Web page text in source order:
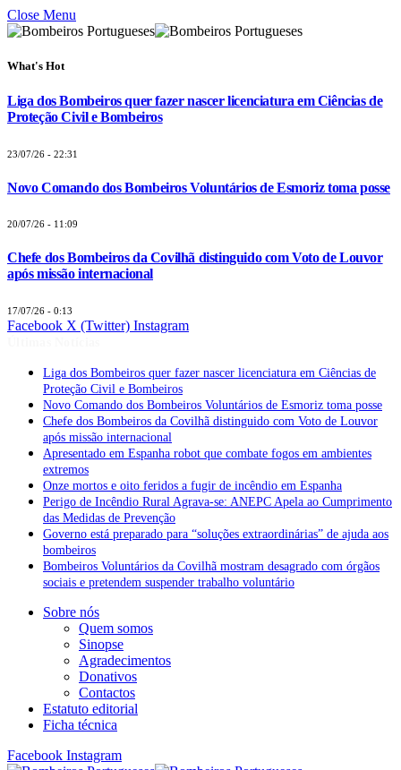
Close Menu
What's Hot
Liga dos Bombeiros quer fazer nascer licenciatura em Ciências de
Proteção Civil e Bombeiros
23/07/26 - 22:31
Novo Comando dos Bombeiros Voluntários de Esmoriz toma posse
20/07/26 - 11:09
Chefe dos Bombeiros da Covilhã distinguido com Voto de Louvor
após missão internacional
17/07/26 - 0:13
Facebook X (Twitter) Instagram
Liga dos Bombeiros quer fazer nascer licenciatura em Ciências de
Proteção Civil e Bombeiros
Novo Comando dos Bombeiros Voluntários de Esmoriz toma posse
Chefe dos Bombeiros da Covilhã distinguido com Voto de Louvor
após missão internacional
Apresentado em Espanha robot que combate fogos em ambientes
extremos
Onze mortos e oito feridos a fugir de incêndio em Espanha
Perigo de Incêndio Rural Agrava-se: ANEPC Apela ao Cumprimento
das Medidas de Prevenção
Governo está preparado para “soluções extraordinárias” de ajuda aos
bombeiros
Bombeiros Voluntários da Covilhã mostram desagrado com órgãos
sociais e pretendem suspender trabalho voluntário
Sobre nós
Quem somos
Sinopse
Agradecimentos
Donativos
Contactos
Estatuto editorial
Ficha técnica
Facebook Instagram